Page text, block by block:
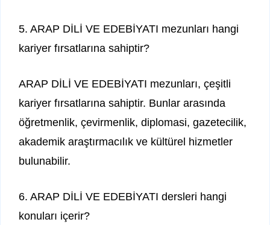
5. ARAP DİLİ VE EDEBİYATI mezunları hangi
kariyer fırsatlarına sahiptir?
ARAP DİLİ VE EDEBİYATI mezunları, çeşitli
kariyer fırsatlarına sahiptir. Bunlar arasında
öğretmenlik, çevirmenlik, diplomasi, gazetecilik,
akademik araştırmacılık ve kültürel hizmetler
bulunabilir.
6. ARAP DİLİ VE EDEBİYATI dersleri hangi
konuları içerir?